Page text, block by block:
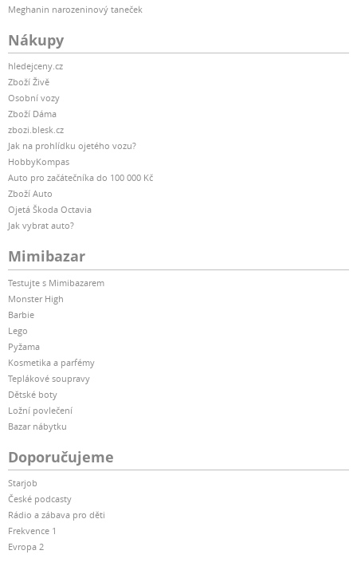
Meghanin narozeninový taneček
Nákupy
hledejceny.cz
Zboží Živě
Osobní vozy
Zboží Dáma
zbozi.blesk.cz
Jak na prohlídku ojetého vozu?
HobbyKompas
Auto pro začátečníka do 100 000 Kč
Zboží Auto
Ojetá Škoda Octavia
Jak vybrat auto?
Mimibazar
Testujte s Mimibazarem
Monster High
Barbie
Lego
Pyžama
Kosmetika a parfémy
Teplákové soupravy
Dětské boty
Ložní povlečení
Bazar nábytku
Doporučujeme
Starjob
České podcasty
Rádio a zábava pro děti
Frekvence 1
Evropa 2